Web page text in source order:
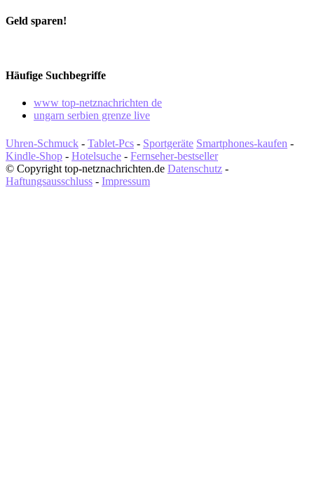
Geld sparen!
Häufige Suchbegriffe
www top-netznachrichten de
ungarn serbien grenze live
Uhren-Schmuck - Tablet-Pcs - Sportgeräte Smartphones-kaufen -
Kindle-Shop - Hotelsuche - Fernseher-bestseller
© Copyright top-netznachrichten.de Datenschutz -
Haftungsausschluss - Impressum